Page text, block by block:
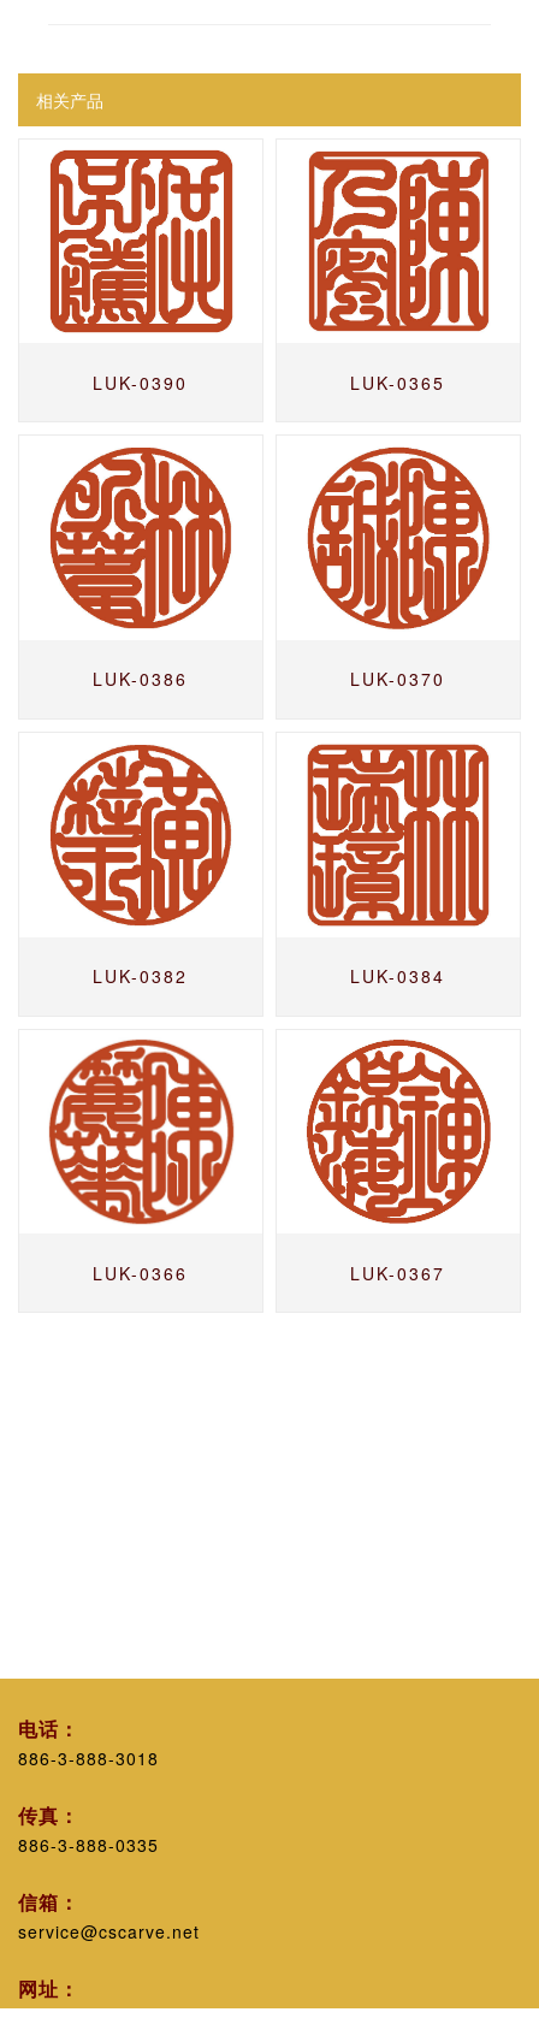
相关产品
LUK-0390 LUK-0365
LUK-0386 LUK-0370
LUK-0382 LUK-0384
LUK-0366 LUK-0367
电话：
886-3-888-3018
传真：
886-3-888-0335
信箱：
service@cscarve.net
网址：